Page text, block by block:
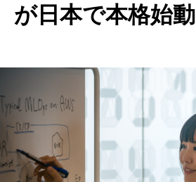
が日本で本格始動